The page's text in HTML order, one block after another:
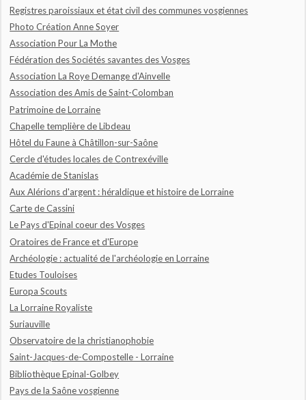
Registres paroissiaux et état civil des communes vosgiennes
Photo Création Anne Soyer
Association Pour La Mothe
Fédération des Sociétés savantes des Vosges
Association La Roye Demange d'Ainvelle
Association des Amis de Saint-Colomban
Patrimoine de Lorraine
Chapelle templière de Libdeau
Hôtel du Faune à Châtillon-sur-Saône
Cercle d'études locales de Contrexéville
Académie de Stanislas
Aux Alérions d'argent : héraldique et histoire de Lorraine
Carte de Cassini
Le Pays d'Epinal coeur des Vosges
Oratoires de France et d'Europe
Archéologie : actualité de l'archéologie en Lorraine
Etudes Touloises
Europa Scouts
La Lorraine Royaliste
Suriauville
Observatoire de la christianophobie
Saint-Jacques-de-Compostelle - Lorraine
Bibliothèque Epinal-Golbey
Pays de la Saône vosgienne